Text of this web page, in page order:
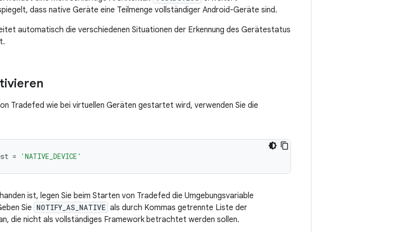
dass native Geräte eine Teilmenge vollständiger Android-Geräte sind.
automatisch die verschiedenen Situationen der Erkennung des Gerätestatus
Tradefed wie bei virtuellen Geräten gestartet wird, verwenden Sie die
= 'NATIVE_DEVICE'
ist, legen Sie beim Starten von Tradefed die Umgebungsvariable
Sie NOTIFY_AS_NATIVE als durch Kommas getrennte Liste der
die nicht als vollständiges Framework betrachtet werden sollen.